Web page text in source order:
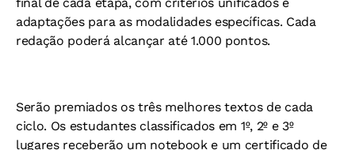
adaptações para as modalidades específicas. Cada
redação poderá alcançar até 1.000 pontos.
Serão premiados os três melhores textos de cada
ciclo. Os estudantes classificados em 1º, 2º e 3º
lugares receberão um notebook e um certificado de